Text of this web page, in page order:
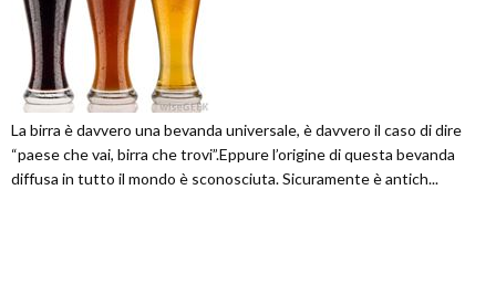
La birra è davvero una bevanda universale, è davvero il caso di dire
“paese che vai, birra che trovi”.Eppure l’origine di questa bevanda
diffusa in tutto il mondo è sconosciuta. Sicuramente è antich...